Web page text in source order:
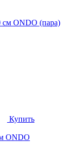
см ONDO (пара)
Купить
ONDO